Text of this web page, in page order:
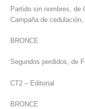
Partido sin nombres, de
Campaña de
BRONCE
Segundos perdidos, de
CT2 – Editorial
BRONCE